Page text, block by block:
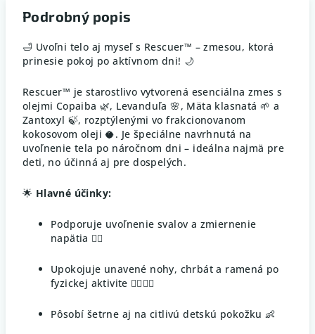
Podrobný popis
🛁 Uvoľni telo aj myseľ s Rescuer™ – zmesou, ktorá
prinesie pokoj po aktívnom dni! 🌙
Rescuer™ je starostlivo vytvorená esenciálna zmes s
olejmi Copaiba 🌿, Levanduľa 🌸, Mäta klasnatá 🌱 a
Zantoxyl 🍃, rozptýlenými vo frakcionovanom
kokosovom oleji 🥥. Je špeciálne navrhnutá na
uvoľnenie tela po náročnom dni – ideálna najmä pre
deti, no účinná aj pre dospelých.
🌟 Hlavné účinky:
Podporuje uvoľnenie svalov a zmiernenie
napätia 💆‍♀️
Upokojuje unavené nohy, chrbát a ramená po
fyzickej aktivite 🚴‍♂️🧗‍♀️
Pôsobí šetrne aj na citlivú detskú pokožku 👶